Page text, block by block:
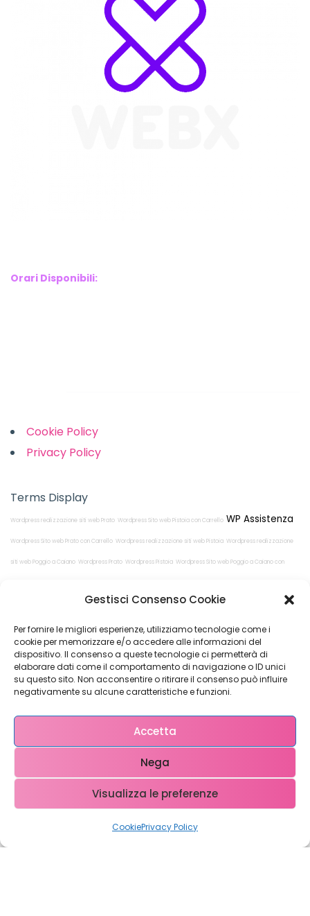
Gestisci Consenso Cookie
Per fornire le migliori esperienze, utilizziamo tecnologie come i
cookie per memorizzare e/o accedere alle informazioni del
dispositivo. Il consenso a queste tecnologie ci permetterà di
elaborare dati come il comportamento di navigazione o ID unici
su questo sito. Non acconsentire o ritirare il consenso può influire
negativamente su alcune caratteristiche e funzioni.
Accetta
Nega
Visualizza le preferenze
CookiePrivacy Policy
Orari Disponibili:
Cookie Policy
Privacy Policy
Terms Display
Wordpress realizzazione siti web Prato Wordpress Sito web Pistoia con Carrello WP Assistenza
Wordpress Sito web Prato con Carrello Wordpress realizzazione siti web Pistoia Wordpress realizzazione
siti web Poggio a Caiano Wordpress Prato Wordpress Pistoia Wordpress Sito web Poggio a Caiano con
Restiamo in
contatto!
Come possiamo Aiutarti?